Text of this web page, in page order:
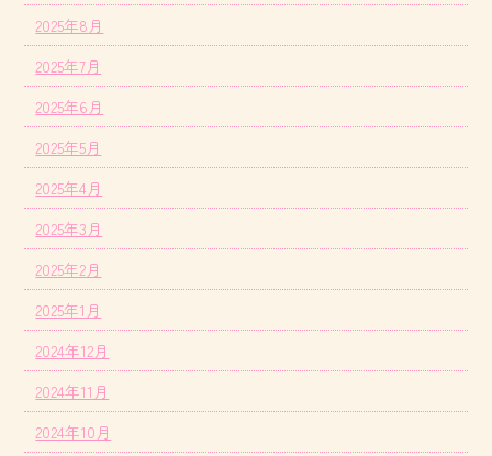
2025年8月
2025年7月
2025年6月
2025年5月
2025年4月
2025年3月
2025年2月
2025年1月
2024年12月
2024年11月
2024年10月